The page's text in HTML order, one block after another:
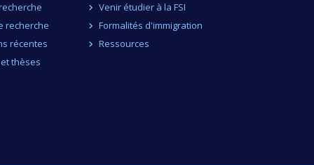
recherche
récentes
thèses
Venir étudier à la FSI
Formalités d'immigration
Ressources